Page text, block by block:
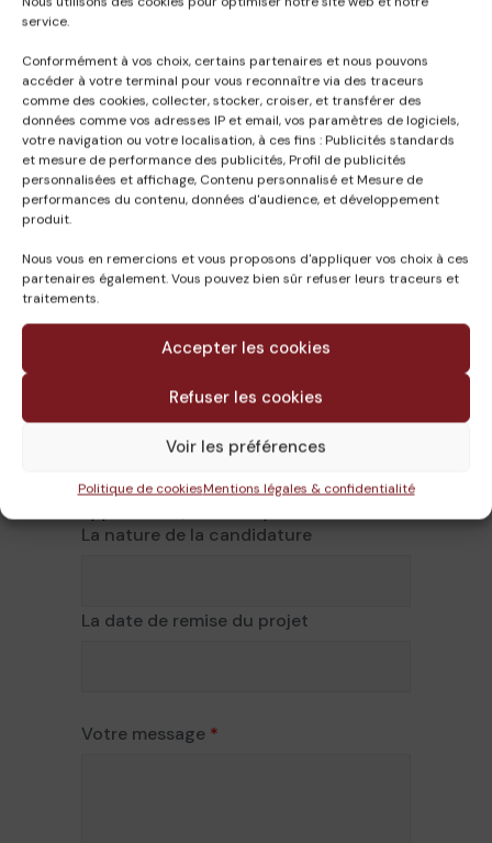
service.
Conformément à vos choix, certains partenaires et nous pouvons
accéder à votre terminal pour vous reconnaître via des traceurs
comme des cookies, collecter, stocker, croiser, et transférer des
données comme vos adresses IP et email, vos paramètres de logiciels,
votre navigation ou votre localisation, à ces fins : Publicités standards
et mesure de performance des publicités, Profil de publicités
personnalisées et affichage, Contenu personnalisé et Mesure de
performances du contenu, données d'audience, et développement
produit.
Nous vous en remercions et vous proposons d'appliquer vos choix à ces
partenaires également. Vous pouvez bien sûr refuser leurs traceurs et
traitements.
Accepter les cookies
Refuser les cookies
Voir les préférences
Politique de cookiesMentions légales & confidentialité
Nom*
Prénom*
E-mail*
*
Dans le cas d'une candidature à un
La nature de la candidature
La date de remise du projet
Votre message *